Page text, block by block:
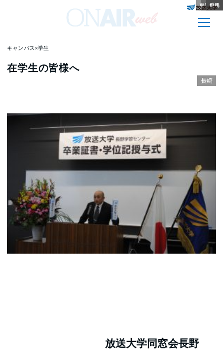
キャンパス×学生
在学生の皆様へ
長崎
放送大学同窓会長野
秋田
山口
秋田
鹿児島
東京多摩
沖縄
長野
千葉
高知
熊本
長崎
群馬